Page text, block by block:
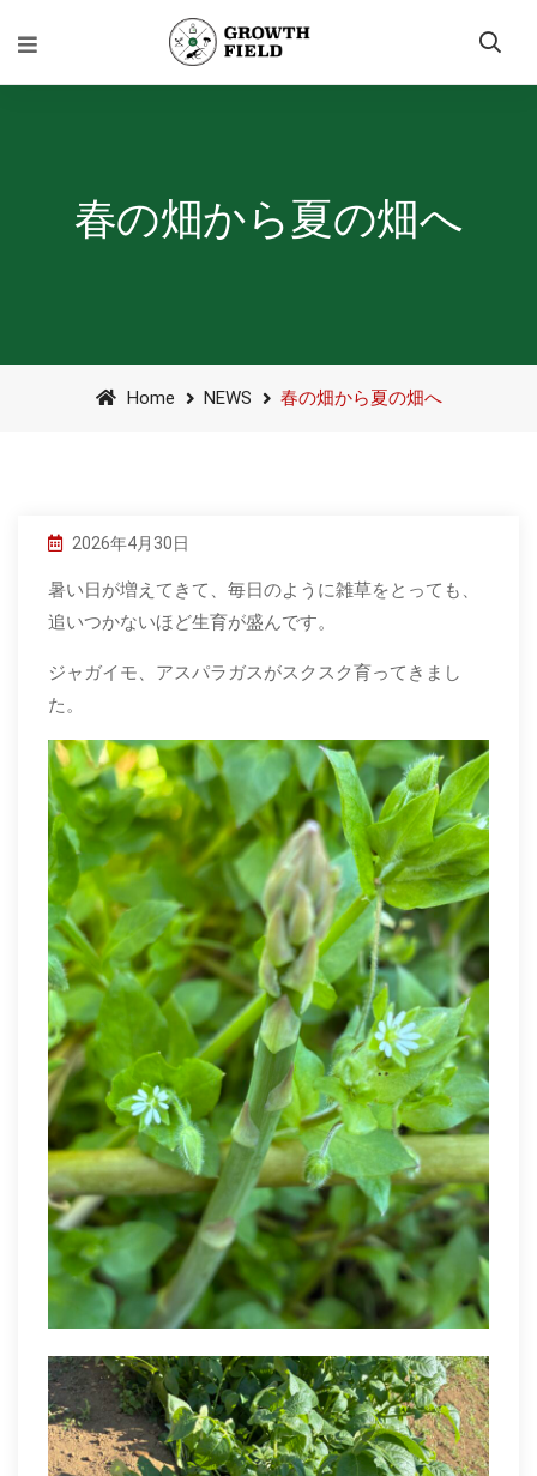
春の畑から夏の畑へ
Home NEWS 春の畑から夏の畑へ
2026年4月30日
暑い日が増えてきて、毎日のように雑草をとっても、
追いつかないほど生育が盛んです。
ジャガイモ、アスパラガスがスクスク育ってきまし
た。